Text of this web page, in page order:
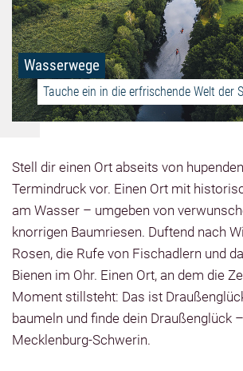
Wasserwege
Stell dir einen Ort abseits von
Termindruck vor. Einen Ort mit
am Wasser – umgeben von
knorrigen Baumriesen. Duftend nach
Rosen, die Rufe von Fischadlern und
Bienen im Ohr. Einen Ort, an dem die
Moment stillsteht: Das ist
baumeln und finde dein Draußenglück
Mecklenburg-Schwerin.